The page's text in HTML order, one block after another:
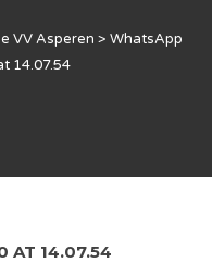
VV Asperen > WhatsApp
14.07.54
AT 14.07.54